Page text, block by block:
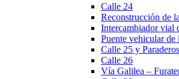
Calle 24
Reconstrucción de
Intercambiador vial
Puente vehicular
Calle 25 y Paraderos
Calle 26
Vía Galilea –